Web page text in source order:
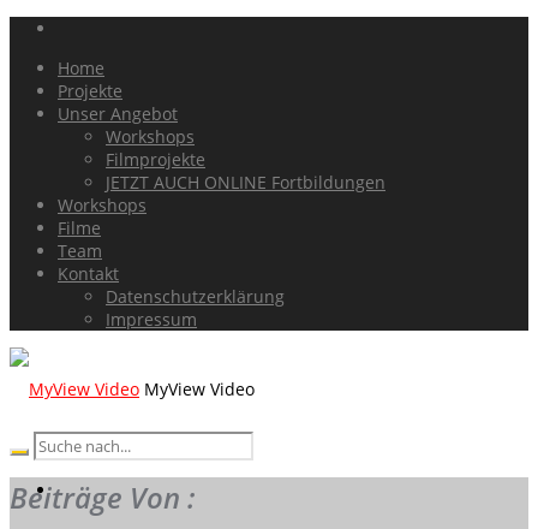
Home
Projekte
Unser Angebot
Workshops
Filmprojekte
JETZT AUCH ONLINE Fortbildungen
Workshops
Filme
Team
Kontakt
Datenschutzerklärung
Impressum
MyView Video
Beiträge Von :